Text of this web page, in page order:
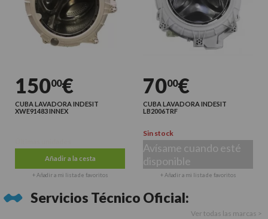
15000€
CUBA LAVADORA INDESIT
XWE91483 INNEX
Añadir a la cesta
+ Añadir a mi lista de favoritos
7000€
CUBA LAVADORA INDESIT
LB2006TRF
Sin stock
Avísame cuando esté
disponible
+ Añadir a mi lista de favoritos
Servicios Técnico Oficial:
Ver todas las marcas >